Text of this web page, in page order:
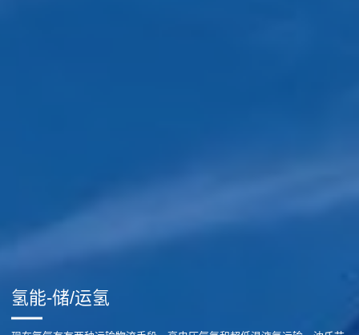
氢能-储/运氢